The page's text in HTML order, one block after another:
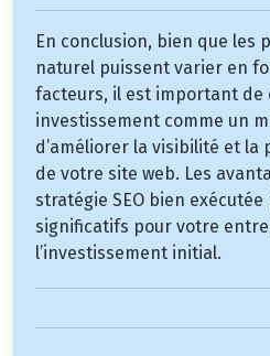
En conclusion, bien que
naturel puissent varier en
facteurs, il est important de
investissement comme un
d’améliorer la visibilité et la
de votre site web. Les
stratégie SEO bien
significatifs pour votre
l’investissement initial.